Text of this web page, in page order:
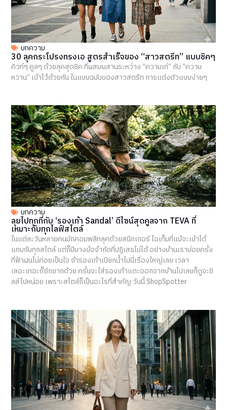
บทความ
30 ลุคกระโปรงทรงเอ สูตรสำเร็จของ “สาวสตรีท” แบบชิคๆ
คิวท์ๆ คูลๆ ด้วยลุคสุดชิค ที่ผสมผสานระหว่าง “ความเท่” กับ “ความ
หวาน” เข้าไว้ด้วยกัน ในแบบฉบับของสาวสตรีท การแต่งตัวแบบง่ายๆ
บทความ
ลุยไปทุกที่กับ ‘รองเท้า Sandal’ ดีไซน์สุดคูลจาก TEVA ที่
เหมาะกับทุกไลฟ์สไตล์
ในแต่ละวันหลายคนมักคอมพลีทลุคด้วยสนีกเกอร์ ไอเท็มที่แม้จะเข้าได้
แทบกับทุกสไตล์ แต่ก็มีบางข้อจำกัดที่ปฏิเสธไม่ได้ อย่างบ้านเราบ่อยครั้ง
ที่ฟ้าฝนไม่ค่อยเป็นใจ ถ้ารองเท้าเปียกน้ำไปนี่เรื่องใหญ่เลย เวลา
เลอะเทอะก็ซักยากด้วย ครั้นจะใส่รองเท้าแตะออกจากบ้านไปเลยก็ดูจะชิ
ลล์ไปหน่อย เพราะสไตล์ก็เป็นอะไรที่สำคัญ วันนี้ ShopSpotter